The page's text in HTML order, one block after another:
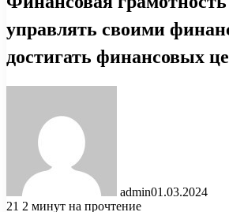
управлять своими
достигать финансовых
admin01.03.2024
21 2 минут на прочтение